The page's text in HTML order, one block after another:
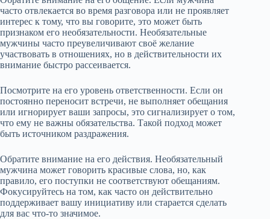
часто отвлекается во время разговора или не проявляет
интерес к тому, что вы говорите, это может быть
признаком его необязательности. Необязательные
мужчины часто преувеличивают своё желание
участвовать в отношениях, но в действительности их
внимание быстро рассеивается.
Посмотрите на его уровень ответственности. Если он
постоянно переносит встречи, не выполняет обещания
или игнорирует ваши запросы, это сигнализирует о том,
что ему не важны обязательства. Такой подход может
быть источником раздражения.
Обратите внимание на его действия. Необязательный
мужчина может говорить красивые слова, но, как
правило, его поступки не соответствуют обещаниям.
Фокусируйтесь на том, как часто он действительно
поддерживает вашу инициативу или старается сделать
для вас что-то значимое.